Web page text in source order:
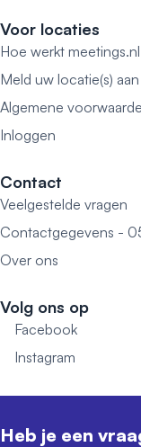
Voor locaties
Hoe werkt meetings.nl
Meld uw locatie(s) aan
Algemene
Inloggen
Contact
Veelgestelde vragen
Contactgegevens -
Over ons
Volg ons op
Facebook
Instagram
Heb je een